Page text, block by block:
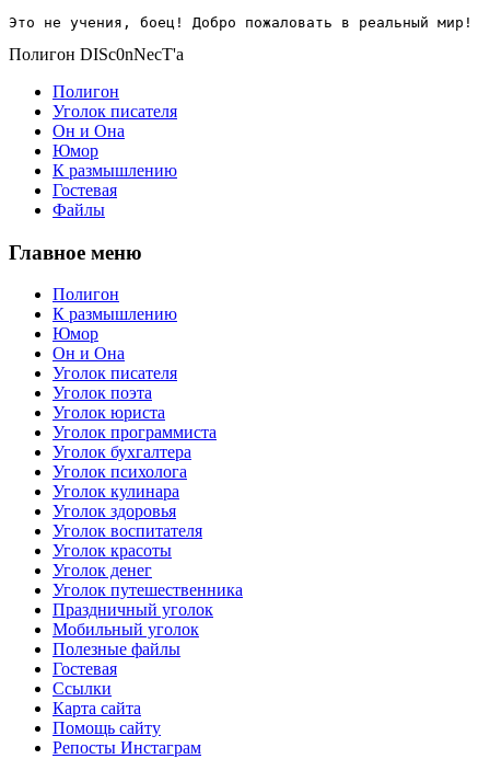
Это не учения, боец! Добро пожаловать в реальный мир!
Полигон DISc0nNecT'a
Полигон
Уголок писателя
Он и Она
Юмор
К размышлению
Гостевая
Файлы
Главное меню
Полигон
К размышлению
Юмор
Он и Она
Уголок писателя
Уголок поэта
Уголок юриста
Уголок программиста
Уголок бухгалтера
Уголок психолога
Уголок кулинара
Уголок здоровья
Уголок воспитателя
Уголок красоты
Уголок денег
Уголок путешественника
Праздничный уголок
Мобильный уголок
Полезные файлы
Гостевая
Ссылки
Карта сайта
Помощь сайту
Репосты Инстаграм